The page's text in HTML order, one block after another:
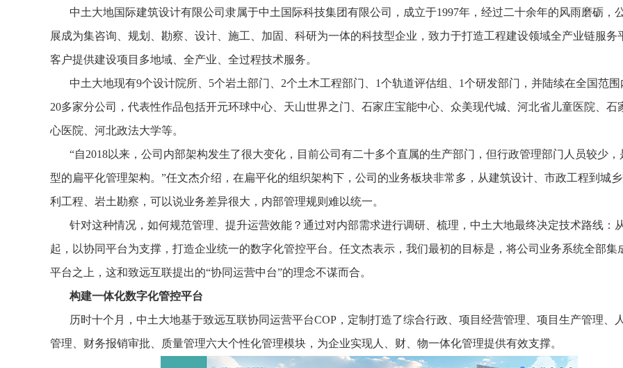
中土大地国际建筑设计有限公司隶属于中土国际科技集团有限公司，成立于1997年，经过二十余年的风雨磨砺，
展成为集咨询、规划、勘察、设计、施工、加固、科研为一体的科技型企业，致力于打造工程建设领域全产业链服务
客户提供建设项目多地域、全产业、全过程技术服务。
中土大地现有9个设计院所、5个岩土部门、2个土木工程部门、1个轨道评估组、1个研发部门，并陆续在全国范
20多家分公司，代表性作品包括开元环球中心、天山世界之门、石家庄宝能中心、众美现代城、河北省儿童医院、石
心医院、河北政法大学等。
“自2018以来，公司内部架构发生了很大变化，目前公司有二十多个直属的生产部门，但行政管理部门人员较少，
型的扁平化管理架构。”任文杰介绍，在扁平化的组织架构下，公司的业务板块非常多，从建筑设计、市政工程到城
利工程、岩土勘察，可以说业务差异很大，内部管理规则难以统一。
针对这种情况，如何规范管理、提升运营效能？通过对内部需求进行调研、梳理，中土大地最终决定技术路线：
起，以协同平台为支撑，打造企业统一的数字化管控平台。任文杰表示，我们最初的目标是，将公司业务系统全部集
平台之上，这和致远互联提出的“协同运营中台”的理念不谋而合。
构建一体化数字化管控平台
历时十个月，中土大地基于致远互联协同运营平台COP，定制打造了综合行政、项目经营管理、项目生产管理、
管理、财务报销审批、质量管理六大个性化管理模块，为企业实现人、财、物一体化管理提供有效支撑。